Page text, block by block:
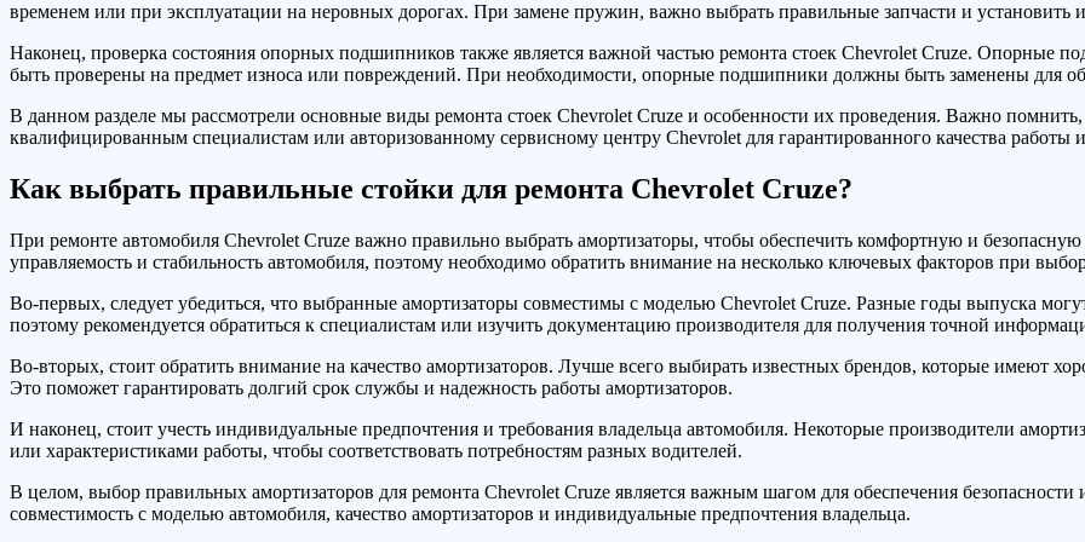
временем или при эксплуатации на неровных дорогах. При замене пружин, важно выбрать правильные запчасти и установить
Наконец, проверка состояния опорных подшипников также является важной частью ремонта стоек Chevrolet Cruze. Опорные
быть проверены на предмет износа или повреждений. При необходимости, опорные подшипники должны быть заменены для
В данном разделе мы рассмотрели основные виды ремонта стоек Chevrolet Cruze и особенности их проведения. Важно помнить,
квалифицированным специалистам или авторизованному сервисному центру Chevrolet для гарантированного качества работы
Как выбрать правильные стойки для ремонта Chevrolet Cruze?
При ремонте автомобиля Chevrolet Cruze важно правильно выбрать амортизаторы, чтобы обеспечить комфортную и безопасную
управляемость и стабильность автомобиля, поэтому необходимо обратить внимание на несколько ключевых факторов при
Во-первых, следует убедиться, что выбранные амортизаторы совместимы с моделью Chevrolet Cruze. Разные годы выпуска
поэтому рекомендуется обратиться к специалистам или изучить документацию производителя для получения точной
Во-вторых, стоит обратить внимание на качество амортизаторов. Лучше всего выбирать известных брендов, которые имеют
Это поможет гарантировать долгий срок службы и надежность работы амортизаторов.
И наконец, стоит учесть индивидуальные предпочтения и требования владельца автомобиля. Некоторые производители
или характеристиками работы, чтобы соответствовать потребностям разных водителей.
В целом, выбор правильных амортизаторов для ремонта Chevrolet Cruze является важным шагом для обеспечения
совместимость с моделью автомобиля, качество амортизаторов и индивидуальные предпочтения владельца.